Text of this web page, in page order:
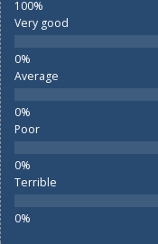
Very good
Average
Poor
Terrible